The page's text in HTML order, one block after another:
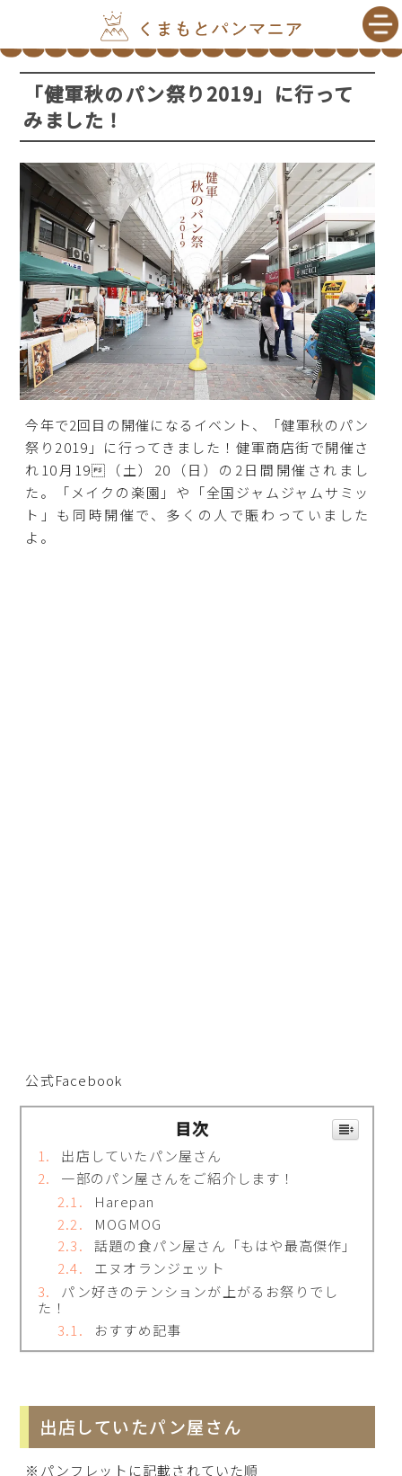
「健軍秋のパン祭り2019」に行って
みました！
今年で2回目の開催になるイベント、「健軍秋のパン
祭り2019」に行ってきました！健軍商店街で開催さ
れ10月19（土）20（日）の2日間開催されまし
た。「メイクの楽園」や「全国ジャムジャムサミッ
ト」も同時開催で、多くの人で賑わっていました
よ。
公式Facebook
目次
出店していたパン屋さん
一部のパン屋さんをご紹介します！
Harepan
MOGMOG
話題の食パン屋さん「もはや最高傑作」
エヌオランジェット
パン好きのテンションが上がるお祭りでし
た！
おすすめ記事
出店していたパン屋さん
※パンフレットに記載されていた順